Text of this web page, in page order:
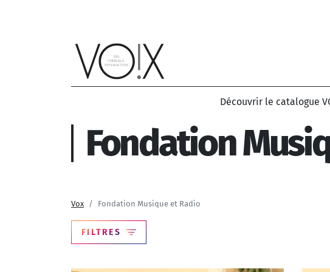
Découvrir le catalogue
Fondation
Vox Fondation Musique et Radio
FILTRES